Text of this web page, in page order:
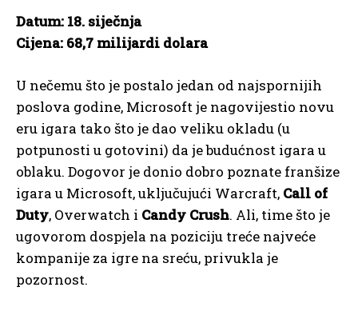
Datum: 18. siječnja
Cijena: 68,7 milijardi dolara
U nečemu što je postalo jedan od najspornijih
poslova godine, Microsoft je nagovijestio novu
eru igara tako što je dao veliku okladu (u
potpunosti u gotovini) da je budućnost igara u
oblaku. Dogovor je donio dobro poznate franšize
igara u Microsoft, uključujući Warcraft, Call of
Duty, Overwatch i Candy Crush. Ali, time što je
ugovorom dospjela na poziciju treće najveće
kompanije za igre na sreću, privukla je
pozornost.